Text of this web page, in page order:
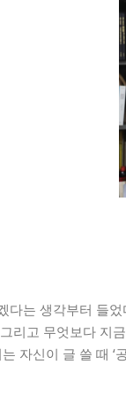
는 생각부터 들
고 무엇보다 지
자신이 글 쓸 때 ‘